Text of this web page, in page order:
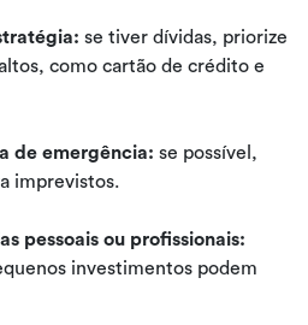
se tiver dívidas, priorize
como cartão de crédito e
de emergência: se possível,
imprevistos.
pessoais ou profissionais:
investimentos podem